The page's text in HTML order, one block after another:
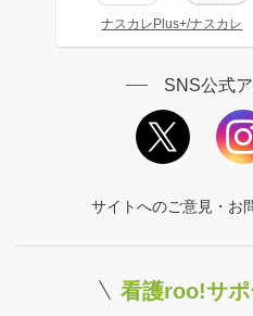
ナスカレPlus+/ナスカレ
SNS公式
サイトへのご意見・お
看護roo!サポ